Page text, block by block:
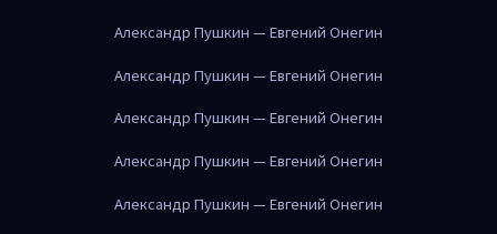
Александр Пушкин — Евгений Онегин
Александр Пушкин — Евгений Онегин
Александр Пушкин — Евгений Онегин
Александр Пушкин — Евгений Онегин
Александр Пушкин — Евгений Онегин